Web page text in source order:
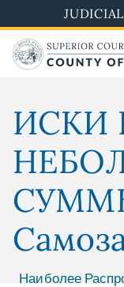
to
main
content
ИСКИ
Наиболее